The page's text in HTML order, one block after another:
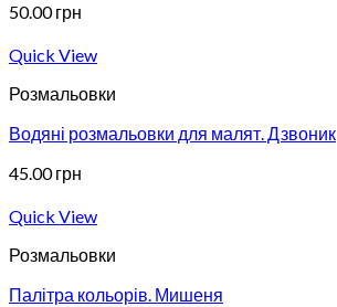
50.00грн
Quick View
Розмальовки
Водяні розмальовки для малят. Дзвоник
45.00грн
Quick View
Розмальовки
Палітра кольорів. Мишеня